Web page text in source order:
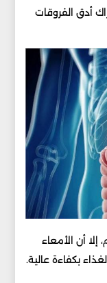
أدق الفروقات
أن الأمعاء
بكفاءة عالية.